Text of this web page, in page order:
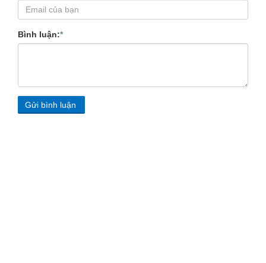
Bình luận:*
Gửi bình luận